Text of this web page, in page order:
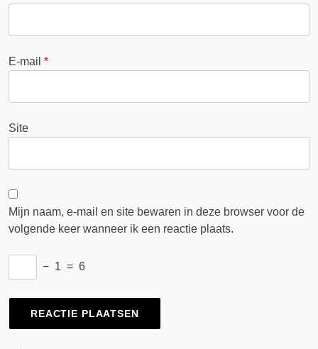
E-mail *
Site
Mijn naam, e-mail en site bewaren in deze browser voor de
volgende keer wanneer ik een reactie plaats.
− 1 = 6